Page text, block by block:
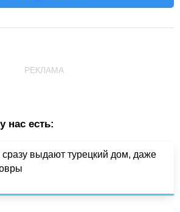
РЕКЛАМА
нас есть:
выдают турецкий дом, даже